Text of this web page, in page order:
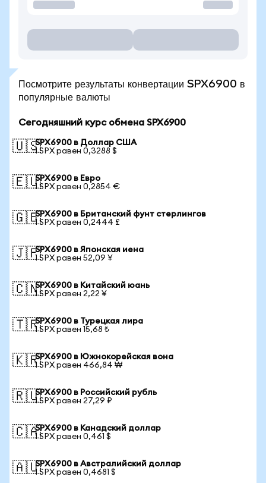
Посмотрите результаты конвертации SPX6900 в
популярные валюты
Сегодняшний курс обмена SPX6900
🇺🇸SPX6900 в Доллар США
1 SPX равен 0,3288 $
🇪🇺SPX6900 в Евро
1 SPX равен 0,2854 €
🇬🇧SPX6900 в Британский фунт стерлингов
1 SPX равен 0,2444 £
🇯🇵SPX6900 в Японская иена
1 SPX равен 52,09 ¥
🇨🇳SPX6900 в Китайский юань
1 SPX равен 2,22 ¥
🇹🇷SPX6900 в Турецкая лира
1 SPX равен 15,68 ₺
🇰🇷SPX6900 в Южнокорейская вона
1 SPX равен 466,84 ₩
🇷🇺SPX6900 в Российский рубль
1 SPX равен 27,29 ₽
🇨🇦SPX6900 в Канадский доллар
1 SPX равен 0,461 $
🇦🇺SPX6900 в Австралийский доллар
1 SPX равен 0,4681 $